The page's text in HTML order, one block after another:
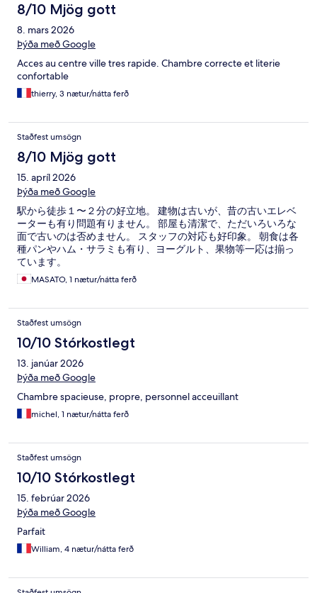
8/10 Mjög gott
8. mars 2026
Þýða með Google
Acces au centre ville tres rapide. Chambre correcte et literie
confortable
thierry, 3 nætur/nátta ferð
Staðfest umsögn
8/10 Mjög gott
15. apríl 2026
Þýða með Google
駅から徒歩１〜２分の好立地。 建物は古いが、昔の古いエレベ
ーターも有り問題有りません。 部屋も清潔で、ただいろいろな
面で古いのは否めません。 スタッフの対応も好印象。 朝食は各
種パンやハム・サラミも有り、ヨーグルト、果物等一応は揃っ
ています。
MASATO, 1 nætur/nátta ferð
Staðfest umsögn
10/10 Stórkostlegt
13. janúar 2026
Þýða með Google
Chambre spacieuse, propre, personnel acceuillant
michel, 1 nætur/nátta ferð
Staðfest umsögn
10/10 Stórkostlegt
15. febrúar 2026
Þýða með Google
Parfait
William, 4 nætur/nátta ferð